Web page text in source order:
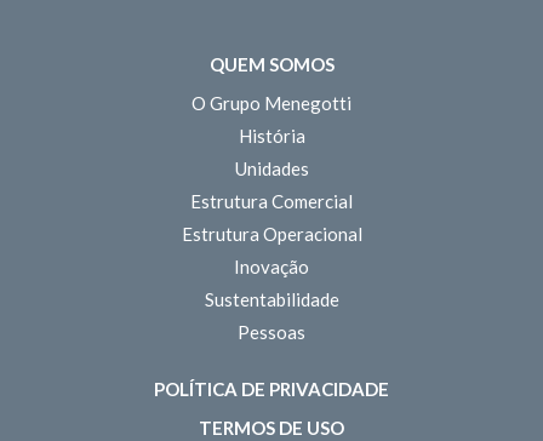
QUEM SOMOS
O Grupo Menegotti
História
Unidades
Estrutura Comercial
Estrutura Operacional
Inovação
Sustentabilidade
Pessoas
POLÍTICA DE PRIVACIDADE
TERMOS DE USO